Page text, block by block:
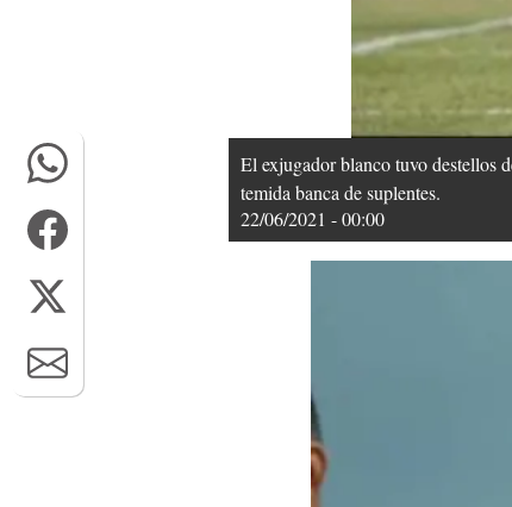
El exjugador blanco tuvo destellos
temida banca de suplentes.
22/06/2021 - 00:00